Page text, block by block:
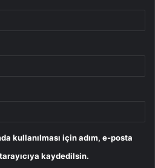
kullanılması için adım, e-posta
kaydedilsin.